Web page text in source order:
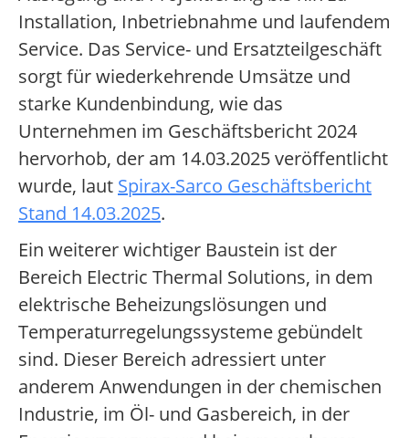
Installation, Inbetriebnahme und laufendem
Service. Das Service- und Ersatzteilgeschäft
sorgt für wiederkehrende Umsätze und
starke Kundenbindung, wie das
Unternehmen im Geschäftsbericht 2024
hervorhob, der am 14.03.2025 veröffentlicht
wurde, laut Spirax-Sarco Geschäftsbericht
Stand 14.03.2025.
Ein weiterer wichtiger Baustein ist der
Bereich Electric Thermal Solutions, in dem
elektrische Beheizungslösungen und
Temperaturregelungssysteme gebündelt
sind. Dieser Bereich adressiert unter
anderem Anwendungen in der chemischen
Industrie, im Öl- und Gasbereich, in der